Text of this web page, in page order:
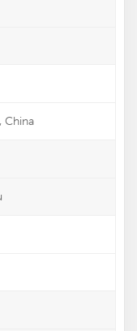
China